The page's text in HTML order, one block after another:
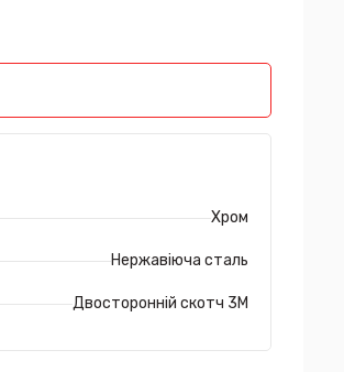
Хром
Нержавіюча сталь
Двосторонній скотч 3М